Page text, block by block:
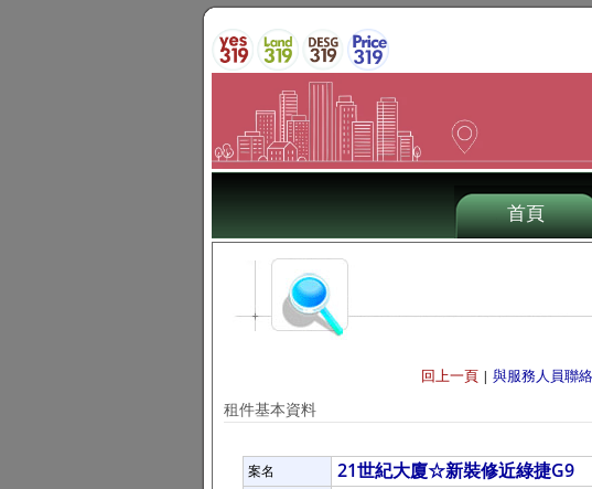
首頁
回上一頁 | 與服務人員聯絡
租件基本資料
案名 21世紀大廈☆新裝修近綠捷G9